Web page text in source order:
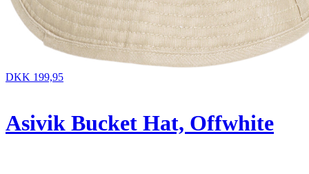
DKK 199,95
Asivik Bucket Hat, Offwhite